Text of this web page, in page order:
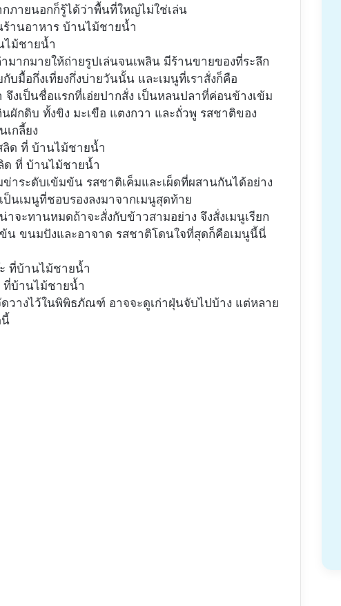
ภายนอกก็รู้ได้ว่าพื้นที่ใหญ่ไม่ใช่เล่น
ไม้ชายน้ำ
ากมายให้ถ่ายรูปเล่นจนเพลิน มีร้านขายของที่ระลึก
บมื้อกึ่งเที่ยงกึ่งบ่ายวันนั้น และเมนูที่เราสั่งก็คือ
งเป็นชื่อแรกที่เอ่ยปากสั่ง เป็นหลนปลาที่ค่อนข้างเข้ม
กดิบ ทั้งขิง มะเขือ แตงกวา และถั่วพู รสชาติของ
เกลี้ยง
ด ที่ บ้านไม้ชายน้ำ
าระดับเข้มข้น รสชาติเค็มและเผ็ดที่ผสานกันได้อย่าง
นเมนูที่ชอบรองลงมาจากเมนูสุดท้าย
จะทานหมดถ้าจะสั่งกับข้าวสามอย่าง จึงสั่งเมนูเรียก
น ขนมปังและอาจาด รสชาติโดนใจที่สุดก็คือเมนูนี้นี่
ที่บ้านไม้ชายน้ำ
ดวางไว้ในพิพิธภัณฑ์ อาจจะดูเก่าฝุ่นจับไปบ้าง แต่หลาย
นี้